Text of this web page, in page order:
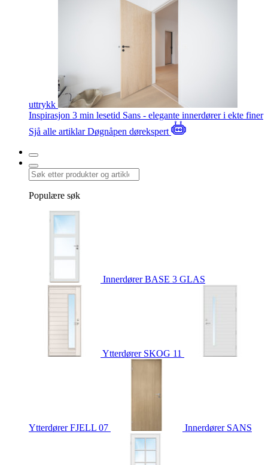
uttrykk
Inspirasjon 3 min lesetid Sans - elegante innerdører i ekte finer
Sjå alle artiklarDøgnåpen dørekspert
Populære søk
InnerdørerBASE 3 GLAS
Ytterdører SKOG 11
YtterdørerFJELL 07 Innerdører SANS